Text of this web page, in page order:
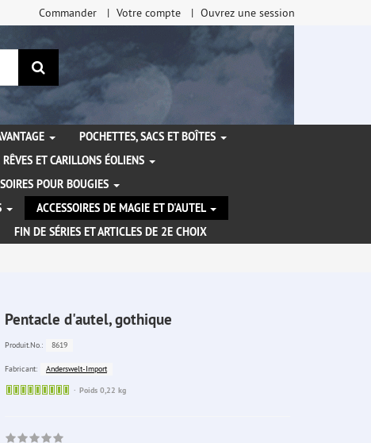
Commander Votre compte Ouvrez une session
Rechercher
POCHETTES, SACS ET BOÎTES
ET CARILLONS ÉOLIENS
POUR BOUGIES
ACCESSOIRES DE MAGIE ET D'AUTEL
FIN DE SÉRIES ET ARTICLES DE 2E CHOIX
Pentacle d'autel, gothique
Produit.No.: 8619
Fabricant:
Anderswelt-Import
Sofort
Poids 0,22 kg